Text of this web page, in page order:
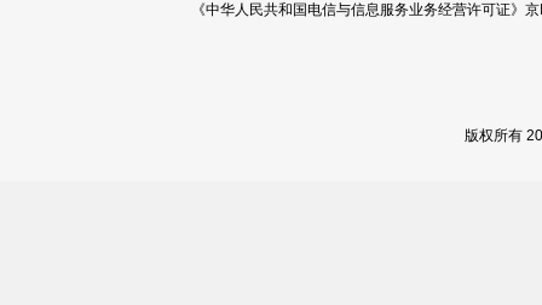
《中华人民共和国电信与信息服务业务经营许可证
版权所有